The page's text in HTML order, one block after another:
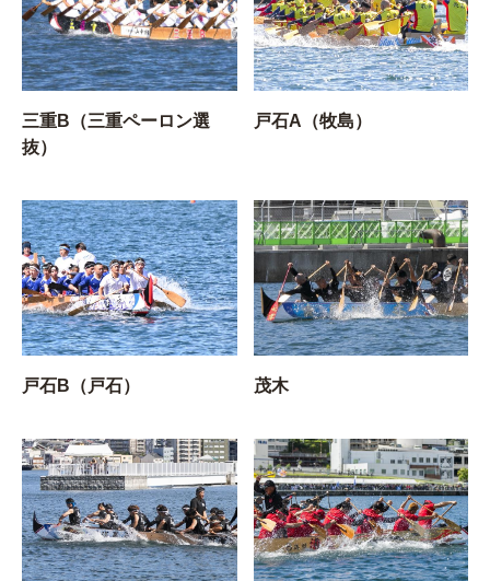
三重B（三重ペーロン選
抜）
戸石A（牧島）
戸石B（戸石） 茂木